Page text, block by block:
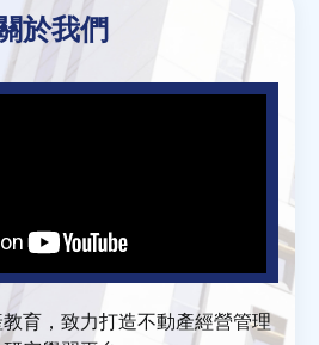
於我們
育，致力打造不動產經營管理